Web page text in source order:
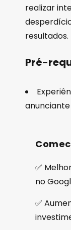
realizar
resultados.
Pré-
anunciante
✅
no
✅